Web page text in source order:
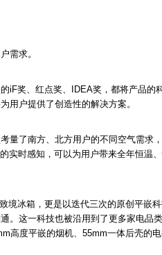
需求。
iF奖、红点奖、IDEA奖，都将产品的
用户提供了创造性的解决方案。
量了南方、北方用户的不同空气需求
实时感知，可以为用户带来全年恒温
境冰箱，更是以迭代三次的原创平嵌
。这一科技也被沿用到了更多家电品
高度平嵌的烟机、55mm一体后壳的